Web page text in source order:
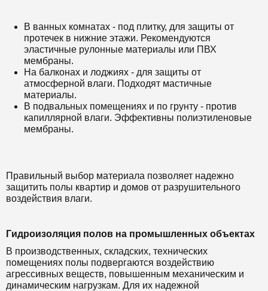
В ванных комнатах - под плитку, для защиты от
протечек в нижние этажи. Рекомендуются
эластичные рулонные материалы или ПВХ
мембраны.
На балконах и лоджиях - для защиты от
атмосферной влаги. Подходят мастичные
материалы.
В подвальных помещениях и по грунту - против
капиллярной влаги. Эффективны полиэтиленовые
мембраны.
Правильный выбор материала позволяет надежно
защитить полы квартир и домов от разрушительного
воздействия влаги.
Гидроизоляция полов на промышленных объектах
В производственных, складских, технических
помещениях полы подвергаются воздействию
агрессивных веществ, повышенным механическим и
динамическим нагрузкам. Для их надежной